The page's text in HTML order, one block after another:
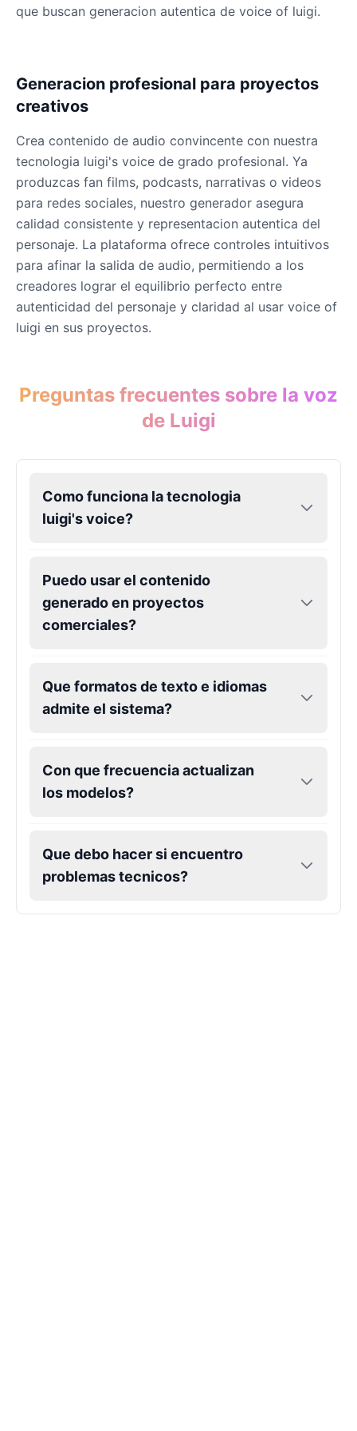
que buscan generacion autentica de voice of luigi.
Generacion profesional para proyectos
creativos
Crea contenido de audio convincente con nuestra
tecnologia luigi's voice de grado profesional. Ya
produzcas fan films, podcasts, narrativas o videos
para redes sociales, nuestro generador asegura
calidad consistente y representacion autentica del
personaje. La plataforma ofrece controles intuitivos
para afinar la salida de audio, permitiendo a los
creadores lograr el equilibrio perfecto entre
autenticidad del personaje y claridad al usar voice of
luigi en sus proyectos.
Preguntas frecuentes sobre la voz
de Luigi
Como funciona la tecnologia
luigi's voice?
Puedo usar el contenido
generado en proyectos
comerciales?
Que formatos de texto e idiomas
admite el sistema?
Con que frecuencia actualizan
los modelos?
Que debo hacer si encuentro
problemas tecnicos?